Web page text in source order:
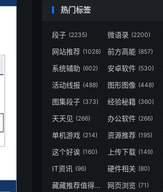
热门标签
段子 (2235) 微语录 (2200)
网站推荐 (1028) 前方高能 (857)
系统辅助 (602) 安卓软件 (530)
活动线报 (488) 图形图像 (448)
图集段子 (373) 经验秘籍 (360)
天天见 (266) 办公软件 (266)
单机游戏 (214) 资源推荐 (195)
这个好诶 (160) 上传下载 (149)
IT资讯 (96) 硬件相关 (80)
藏藏推荐值得一看 (73)
网页浏览 (71)